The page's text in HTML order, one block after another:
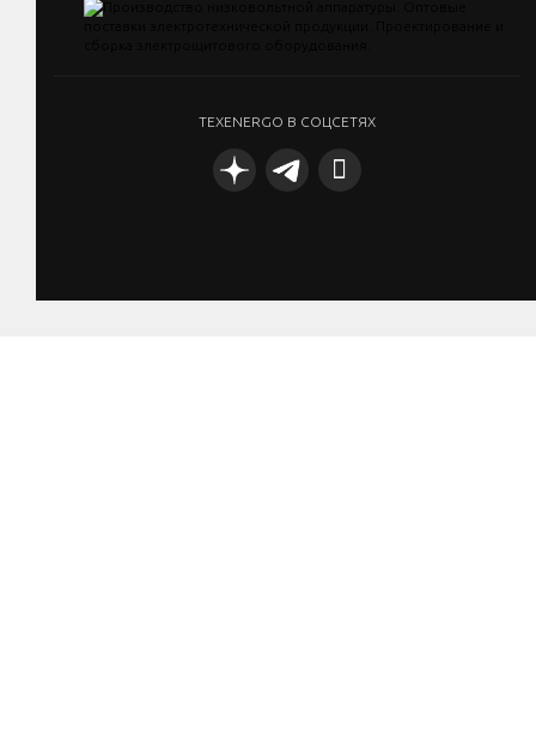
TEXENERGO В СОЦСЕТЯХ